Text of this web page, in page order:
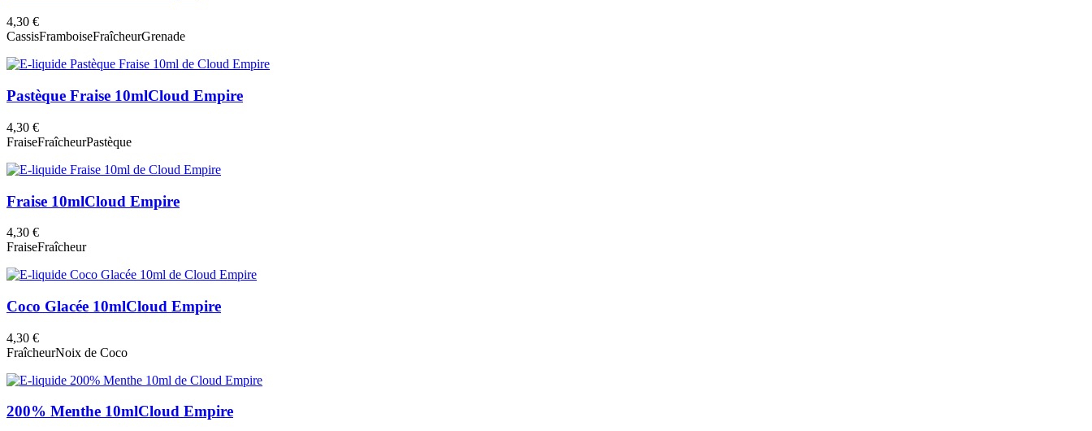
4,30 €
CassisFramboiseFraîcheurGrenade
Pastèque Fraise 10mlCloud Empire
4,30 €
FraiseFraîcheurPastèque
Fraise 10mlCloud Empire
4,30 €
FraiseFraîcheur
Coco Glacée 10mlCloud Empire
4,30 €
FraîcheurNoix de Coco
200% Menthe 10mlCloud Empire